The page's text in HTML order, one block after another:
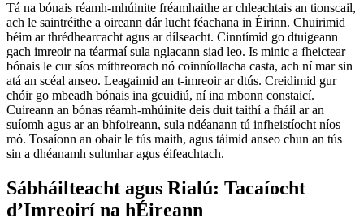
Tá na bónais réamh-mhúinite fréamhaithe ar chleachtais an tionscail,
ach le saintréithe a oireann dár lucht féachana in Éirinn. Chuirimid
béim ar thrédhearcacht agus ar dílseacht. Cinntímid go dtuigeann
gach imreoir na téarmaí sula nglacann siad leo. Is minic a fheictear
bónais le cur síos míthreorach nó coinníollacha casta, ach ní mar sin
atá an scéal anseo. Leagaimid an t-imreoir ar dtús. Creidimid gur
chóir go mbeadh bónais ina gcuidiú, ní ina mbonn constaicí.
Cuireann an bónas réamh-mhúinite deis duit taithí a fháil ar an
suíomh agus ar an bhfoireann, sula ndéanann tú infheistíocht níos
mó. Tosaíonn an obair le tús maith, agus táimid anseo chun an tús
sin a dhéanamh sultmhar agus éifeachtach.
Sábháilteacht agus Rialú: Tacaíocht
d’Imreoirí na hÉireann